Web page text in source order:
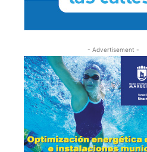
- Advertisement -